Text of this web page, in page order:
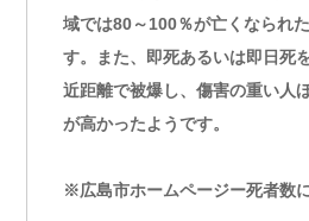
域では80～100％が亡くなられ
す。また、即死あるいは即日死
近距離で被爆し、傷害の重い人
が高かったようです。
※広島市ホームページー死者数